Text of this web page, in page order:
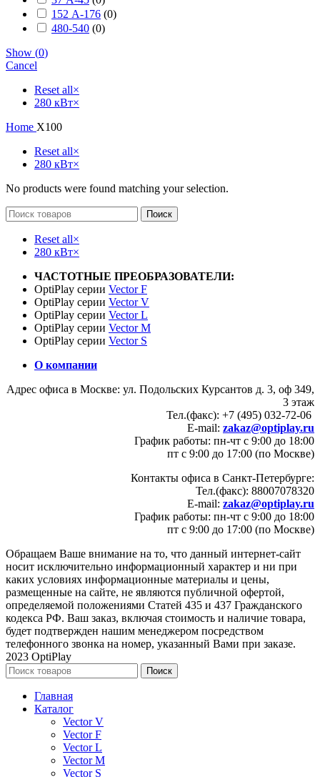
152 А-176 (0)
480-540 (0)
Show (0)
Cancel
Reset all×
280 кВт×
Home X100
Reset all×
280 кВт×
No products were found matching your selection.
Поиск
Reset all×
280 кВт×
ЧАСТОТНЫЕ ПРЕОБРАЗОВАТЕЛИ:
OptiPlay серии Vector F
OptiPlay серии Vector V
OptiPlay серии Vector L
OptiPlay серии Vector M
OptiPlay серии Vector S
О компании
Адрес офиса в Москве: ул. Подольских Курсантов д. 3, оф 349,
3 этаж
Тел.(факс): +7 (495) 032-72-06
E-mail: zakaz@optiplay.ru
График работы: пн-чт с 9:00 до 18:00
пт с 9:00 до 17:00 (по Москве)
Контакты офиса в Санкт-Петербурге:
Тел.(факс): 88007078320
E-mail: zakaz@optiplay.ru
График работы: пн-чт с 9:00 до 18:00
пт с 9:00 до 17:00 (по Москве)
Обращаем Ваше внимание на то, что данный интернет-сайт
носит исключительно информационный характер и ни при
каких условиях информационные материалы и цены,
размещенные на сайте, не являются публичной офертой,
определяемой положениями Статей 435 и 437 Гражданского
кодекса РФ. Ваш заказ, включая стоимость и наличие товара,
будет подтвержден нашим менеджером посредством
телефонного звонка на номер, указанный Вами при заказе.
2023 OptiPlay
Поиск
Главная
Каталог
Vector V
Vector F
Vector L
Vector M
Vector S